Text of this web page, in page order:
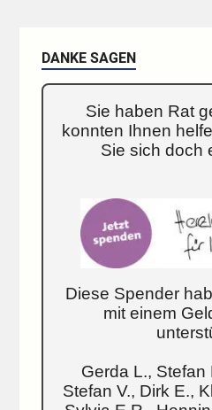
DANKE SAGEN
Sie haben Rat
konnten Ihnen
Sie sich doch
Diese Spender
mit einem
Gerda L., Stefan
Stefan V., Dirk E.,